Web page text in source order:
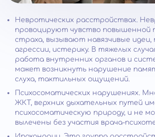
Невротических расстройствах.
провоцируют чувство повышенной
страха, вызывают навязчивые идеи,
агрессии, истерику. В тяжелых
работа внутренних органов и
может возникнуть нарушение
слуха, тактильных ощущений.
Психосоматических нарушениях.
ЖКТ, верхних дыхательных путей
психосоматическую природу, и не
вылечены без участия врача-